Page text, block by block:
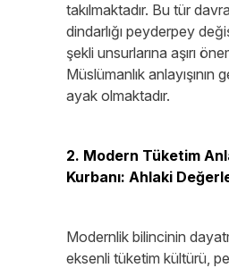
takılmaktadır. Bu tür
dindarlığı peyderpey
şekli unsurlarına aşırı
Müslümanlık anlayışının
ayak olmaktadır.
2. Modern Tüketim
Kurbanı: Ahlaki
Modernlik bilincinin
eksenli tüketim kültürü,